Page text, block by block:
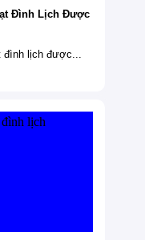
Đình Lịch Được
đình lịch được...